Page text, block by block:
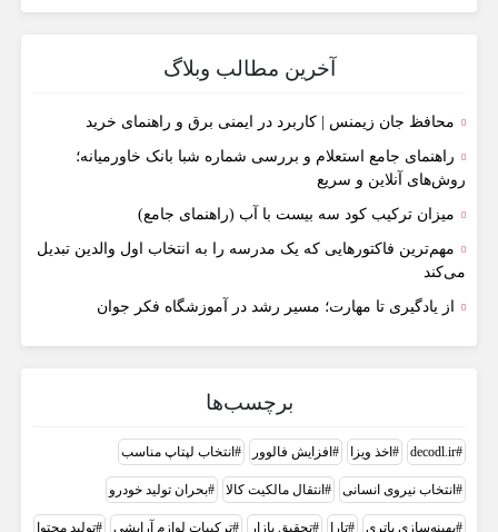
آخرین مطالب وبلاگ
محافظ جان زیمنس | کاربرد در ایمنی برق و راهنمای خرید
راهنمای جامع استعلام و بررسی شماره شبا بانک خاورمیانه؛
روش‌های آنلاین و سریع
میزان ترکیب کود سه بیست با آب (راهنمای جامع)
مهم‌ترین فاکتورهایی که یک مدرسه را به انتخاب اول والدین تبدیل
می‌کند
از یادگیری تا مهارت؛ مسیر رشد در آموزشگاه فکر جوان
برچسب‌ها
decodl.ir اخذ ویزا افزایش فالوور انتخاب لپتاپ مناسب
انتخاب نیروی انسانی انتقال مالکیت کالا بحران تولید خودرو
بهینه‌سازی باتری تارا تحقیق بازار ترکیبات لوازم آرایشی تولید محتوا